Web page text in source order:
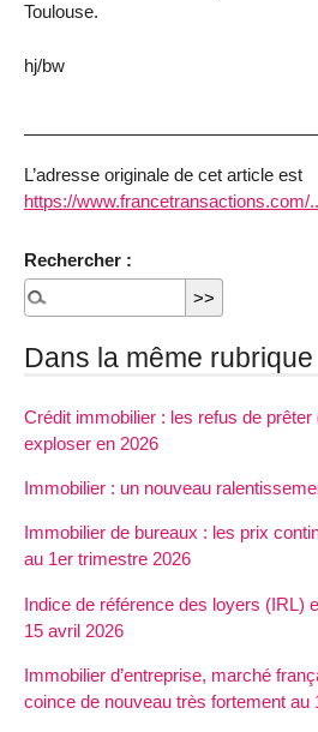
Toulouse.
hj/bw
L’adresse originale de cet article est
https://www.francetransactions.com/
Rechercher :
Dans la même rubrique
Crédit immobilier : les refus de
exploser en 2026
Immobilier : un nouveau
Immobilier de bureaux : les prix
au 1er trimestre 2026
Indice de référence des loyers (IRL)
15 avril 2026
Immobilier d’entreprise, marché
coince de nouveau très fortement au